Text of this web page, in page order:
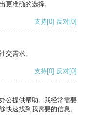
更准确的选择。
支持[0] 反对[0]
交需求。
支持[0] 反对[0]
公提供帮助。我经常需要
快速找到我需要的信息。